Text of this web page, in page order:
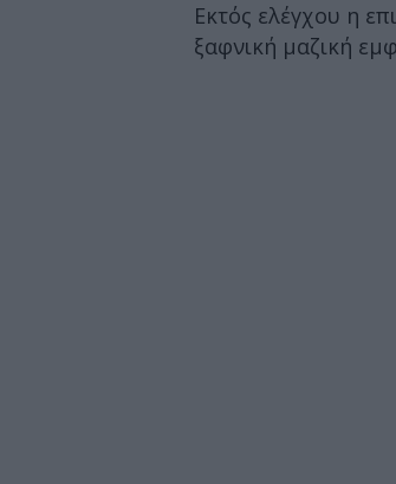
Εκτός ελέγχου η
ξαφνική μαζική